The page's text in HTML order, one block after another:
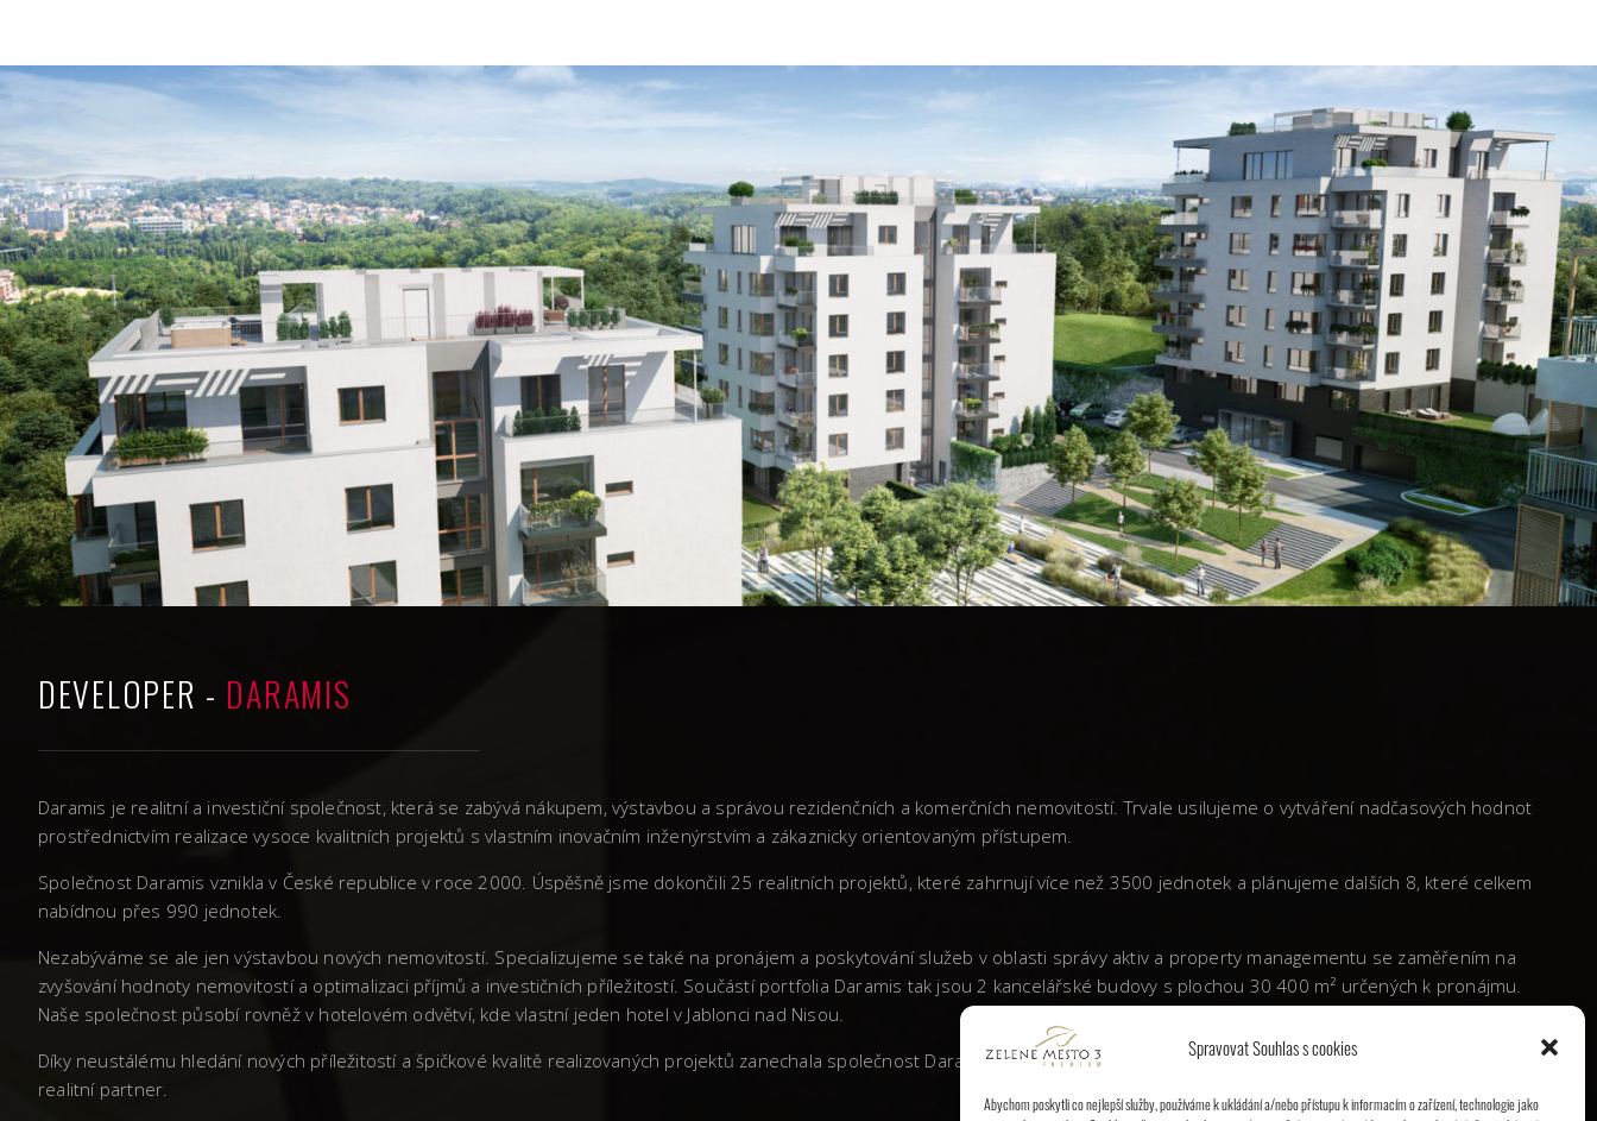
Spravovat Souhlas s cookies
Abychom poskytli co nejlepší služby, používáme k ukládání a/nebo přístupu k informacím o zařízení, technologie jako
DEVELOPER - DARAMIS
Daramis je realitní a investiční společnost, která se zabývá nákupem, výstavbou a správou rezidenčních a komerčních nemovitostí. Trvale usilujeme o vytváření nadčasových hodnot
prostřednictvím realizace vysoce kvalitních projektů s vlastním inovačním inženýrstvím a zákaznicky orientovaným přístupem.
Společnost Daramis vznikla v České republice v roce 2000. Úspěšně jsme dokončili 25 realitních projektů, které zahrnují více než 3500 jednotek a plánujeme dalších 8, které celkem
nabídnou přes 990 jednotek.
Nezabýváme se ale jen výstavbou nových nemovitostí. Specializujeme se také na pronájem a poskytování služeb v oblasti správy aktiv a property managementu se zaměřením na
zvyšování hodnoty nemovitostí a optimalizaci příjmů a investičních příležitostí. Součástí portfolia Daramis tak jsou 2 kancelářské budovy s plochou 30 400 m² určených k pronájmu.
Naše společnost působí rovněž v hotelovém odvětví, kde vlastní jeden hotel v Jablonci nad Nisou.
Díky neustálému hledání nových příležitostí a špičkové kvalitě realizovaných projektů zanechala společnost Daramis v České republice výraznou stopu a etablovala se jako vyhledávaný
realitní partner.